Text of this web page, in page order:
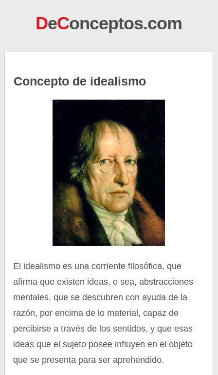
DeConceptos.com
Concepto de idealismo
El idealismo es una corriente filosófica, que
afirma que existen ideas, o sea, abstracciones
mentales, que se descubren con ayuda de la
razón, por encima de lo material, capaz de
percibirse a través de los sentidos, y que esas
ideas que el sujeto posee influyen en el objeto
que se presenta para ser aprehendido.